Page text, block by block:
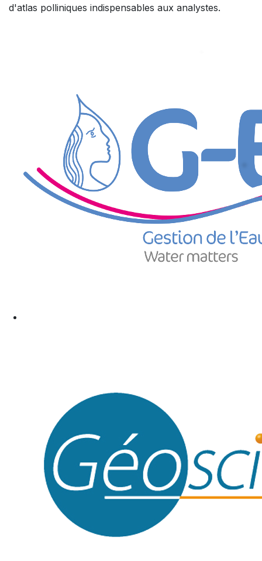
d'atlas polliniques indispensables aux analystes.